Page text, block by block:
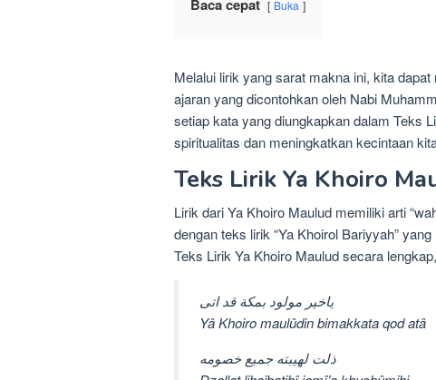
Baca cepat Buka
Melalui lirik yang sarat makna ini, kita
ajaran yang dicontohkan oleh Nabi
setiap kata yang diungkapkan dalam Teks
spiritualitas dan meningkatkan kecintaan
Teks Lirik Ya Khoiro
Lirik dari Ya Khoiro Maulud memiliki arti
dengan teks lirik “Ya Khoirol Bariyyah”
Teks Lirik Ya Khoiro Maulud secara
ياخير مولود بمکة قد اتی
Yâ Khoiro maulûdin bimakkata qod atâ
ذلت لهيبته جميع خصومه